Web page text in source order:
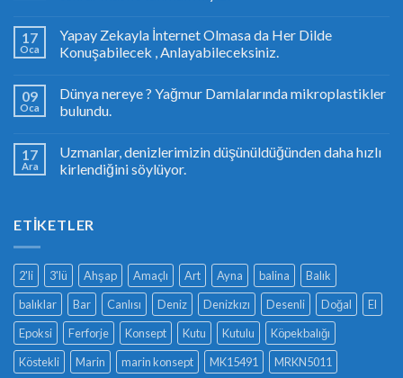
17
Oca
Yapay Zekayla İnternet Olmasa da Her Dilde
Konuşabilecek , Anlayabileceksiniz.
09
Oca
Dünya nereye ? Yağmur Damlalarında mikroplastikler
bulundu.
17
Ara
Uzmanlar, denizlerimizin düşünüldüğünden daha hızlı
kirlendiğini söylüyor.
ETIKETLER
2'li 3'lü Ahşap Amaçlı Art Ayna balina
Balık
balıklar
Bar Canlısı Deniz Denizkızı Desenli Doğal
El
Epoksi
Ferforje Konsept Kutu Kutulu
Köpekbalığı
Köstekli
Marin marin konsept MK15491
MRKN5011